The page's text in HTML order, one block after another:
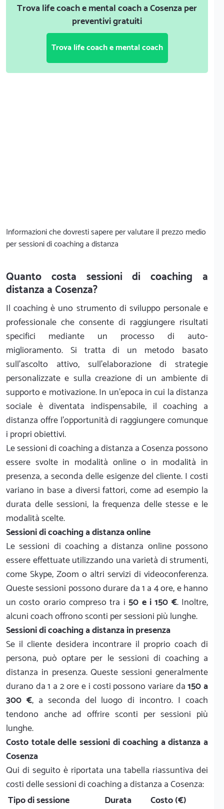
Trova life coach e mental coach a Cosenza per
preventivi gratuiti
Trova life coach e mental coach
Informazioni che dovresti sapere per valutare il prezzo medio
per sessioni di coaching a distanza
Quanto costa sessioni di coaching a
distanza a Cosenza?
Il coaching è uno strumento di sviluppo personale e
professionale che consente di raggiungere risultati
specifici mediante un processo di auto-
miglioramento. Si tratta di un metodo basato
sull’ascolto attivo, sull’elaborazione di strategie
personalizzate e sulla creazione di un ambiente di
supporto e motivazione. In un’epoca in cui la distanza
sociale è diventata indispensabile, il coaching a
distanza offre l’opportunità di raggiungere comunque
i propri obiettivi.
Le sessioni di coaching a distanza a Cosenza possono
essere svolte in modalità online o in modalità in
presenza, a seconda delle esigenze del cliente. I costi
variano in base a diversi fattori, come ad esempio la
durata delle sessioni, la frequenza delle stesse e le
modalità scelte.
Sessioni di coaching a distanza online
Le sessioni di coaching a distanza online possono
essere effettuate utilizzando una varietà di strumenti,
come Skype, Zoom o altri servizi di videoconferenza.
Queste sessioni possono durare da 1 a 4 ore, e hanno
un costo orario compreso tra i50 e i 150 €. Inoltre,
alcuni coach offrono sconti per sessioni più lunghe.
Sessioni di coaching a distanza in presenza
Se il cliente desidera incontrare il proprio coach di
persona, può optare per le sessioni di coaching a
distanza in presenza. Queste sessioni generalmente
durano da 1 a 2 ore e i costi possono variare da150 a
300 €, a seconda del luogo di incontro. I coach
tendono anche ad offrire sconti per sessioni più
lunghe.
Costo totale delle sessioni di coaching a distanza a
Cosenza
Qui di seguito è riportata una tabella riassuntiva dei
costi delle sessioni di coaching a distanza a Cosenza:
Tipo di sessione
Durata
Costo (€)